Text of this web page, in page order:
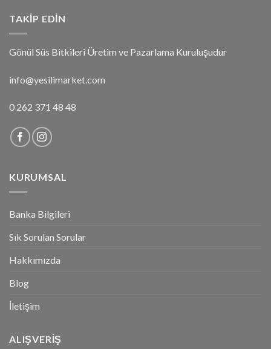
TAKIP EDIN
Gönül Süs Bitkileri Üretim ve Pazarlama Kuruluşudur
info@yesilimarket.com
0 262 371 48 48
KURUMSAL
Banka Bilgileri
Sık Sorulan Sorular
Hakkımızda
Blog
İletişim
ALIŞVERİŞ